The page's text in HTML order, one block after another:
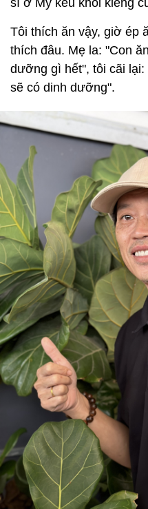
Tôi thích ăn vậy, giờ ép
thích đâu. Mẹ la: "Con
dưỡng gì hết", tôi cãi lại:
sẽ có dinh dưỡng".